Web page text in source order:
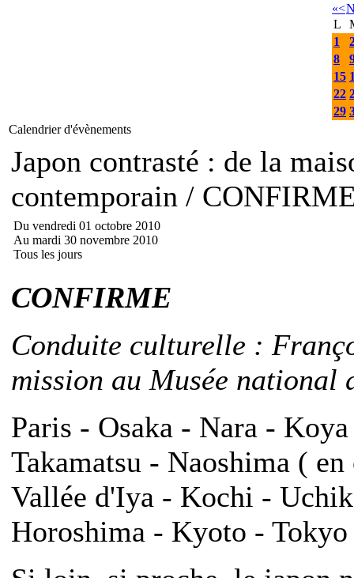
«<
L
1
8
15
22
29
Calendrier d'évènements
Japon contrasté : de la
contemporain /
Du vendredi 01 octobre 2010
Au mardi 30 novembre 2010
Tous les jours
CONFIRME
Conduite culturelle :
mission au Musée national
Paris - Osaka - Nara -
Takamatsu - Naoshima (
Vallée d'Iya - Kochi -
Horoshima - Kyoto -